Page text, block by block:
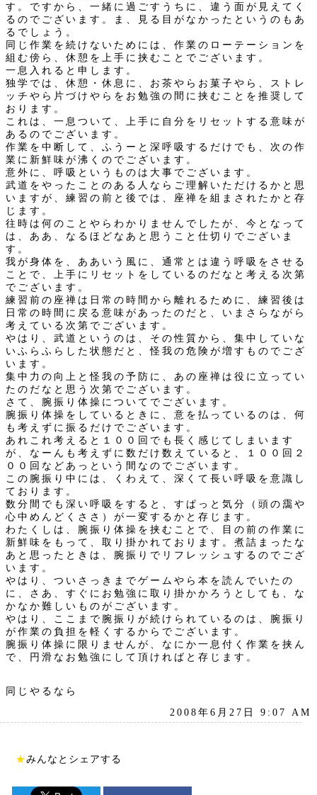
す。ですから、一緒に過ごすうちに、違う面が見えてく
るのでございます。ま、見る目がなかったというのもあ
るでしょう。
同じ作業を続けないためには、作業のローテーションを
組む傍ら、休憩を上手に挟むことでございます。
一息入れると申します。
独学では、休憩・休息に、お茶やらお菓子やら、ストレ
ッチやら片づけやらをお勉強の間に挟むことを推奨して
おります。
これは、一息ついて、上手に自分をリセットする意味が
あるのでございます。
作業を中断して、ふうーと深呼吸するだけでも、次の作
業に新鮮味が沸くのでございます。
意外に、呼吸というものは大事でございます。
武道をやったことのある人ならご理解いただけるかと思
いますが、練習の前と後では、座禅を組まされたかと存
じます。
往時は何のことやらわかりませんでしたが、今となって
は、ああ、なるほどなあと思うこと仕切りでございま
す。
我が身体を、ああいう風に、通常とは違う呼吸をさせる
ことで、上手にリセットをしているのだなと考える次第
でございます。
練習前の座禅は日常の時間から離れるために、練習後は
日常の時間に戻る意味があったのだと、いまさらながら
考えている次第でございます。
やはり、武道というのは、その性質から、集中していな
いふらふらした状態だと、怪我の危険が増すものでござ
います。
集中力の向上と怪我の予防に、あの座禅は役に立ってい
たのだなと思う次第でございます。
さて、腕振り体操についてでございます。
腕振り体操をしているときに、意を払っているのは、何
も考えずに振るだけでございます。
あれこれ考えると１００回でも長く感じてしまいます
が、なーんも考えずに数だけ数えていると、１００回２
００回などあっという間なのでございます。
この腕振り中には、くわえて、深くて長い呼吸を意識し
ております。
数分間でも深い呼吸をすると、すぱっと気分（頭の靄や
心中めんどくささ）が一変するかと存じます。
わたくしは、腕振り体操を挟むことで、目の前の作業に
新鮮味をもって、取り掛かれております。煮詰まったな
あと思ったときは、腕振りでリフレッシュするのでござ
います。
やはり、ついさっきまでゲームやら本を読んでいたの
に、さあ、すぐにお勉強に取り掛かかろうとしても、な
かなか難しいものがございます。
やはり、ここまで腕振りが続けられているのは、腕振り
が作業の負担を軽くするからでございます。
腕振り体操に限りませんが、なにか一息付く作業を挟ん
で、円滑なお勉強にして頂ければと存じます。
同じやるなら
2008年6月27日 9:07 AM
★みんなとシェアする